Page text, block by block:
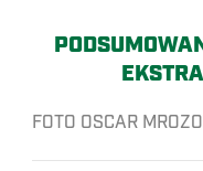
FOTO OSCAR